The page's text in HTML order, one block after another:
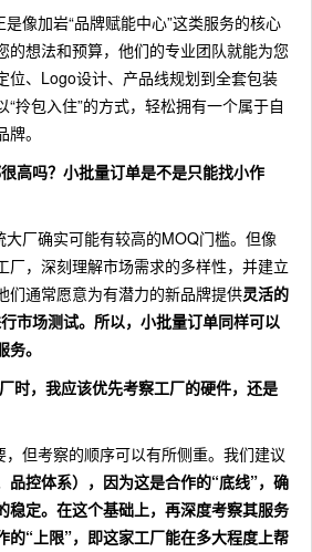
像加岩“品牌赋能中心”这类服务的核心
的想法和预算，他们的专业团队就能为您
位、Logo设计、产品线规划到全套包装
拎包入住”的方式，轻松拥有一个属于自
。
高吗？小批量订单是不是只能找小作
厂确实可能有较高的MOQ门槛。但像
厂，深刻理解市场需求的多样性，并建立
们通常愿意为有潜力的新品牌提供灵活的
市场测试。所以，小批量订单同样可以
。
时，我应该优先考察工厂的硬件，还是
但考察的顺序可以有所侧重。我们建议
控体系） ，因为这是合作的“底线”，确
稳定。在这个基础上，再深度考察其服务
的“上限”，即这家工厂能在多大程度上帮